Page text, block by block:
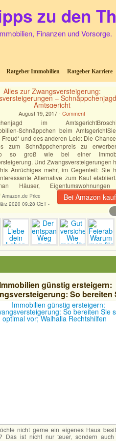
zu den
Finanzen und Vorsorge.
Ratgeber Immobilien Ratgeber Karriere
Alles zur Zwangsversteigerung:
–
Amtsgericht
August 19, 2017 -Comment
im
Schnäppchen beim
und des anderen Leid: Die
zum Schnäppchenpreis zu
so groß wie bei einer
Und Zwangsversteigerungen
Anrüchiges mehr, im Gegenteil: Sie
Alternative zum Kauf
Häuser,
[Mehr] Bei Amazon
Amazon.de Price
2020 09:28 CET -
Immobilien günstig ersteigern:
So bereiten
vor; Walhalla
nicht gerne ein eigenes Haus
Das ist nicht nur teuer, sondern auch